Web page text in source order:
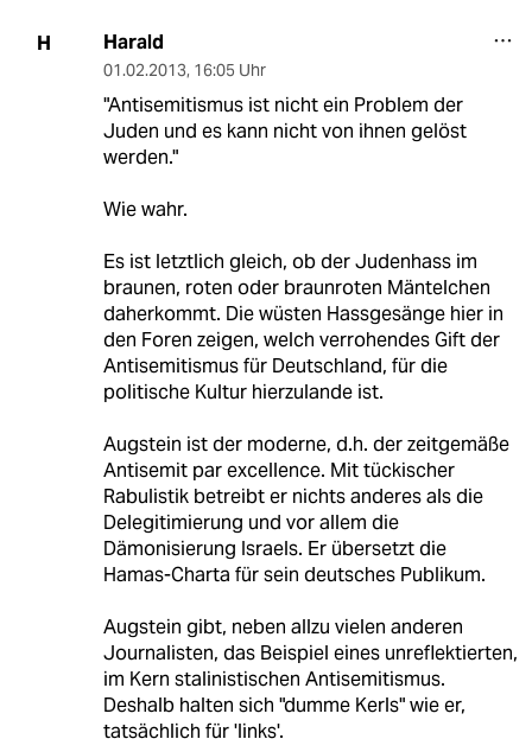
H Harald
01.02.2013, 16:05 Uhr
"Antisemitismus ist nicht ein Problem der
Juden und es kann nicht von ihnen gelöst
werden."
Wie wahr.
Es ist letztlich gleich, ob der Judenhass im
braunen, roten oder braunroten Mäntelchen
daherkommt. Die wüsten Hassgesänge hier in
den Foren zeigen, welch verrohendes Gift der
Antisemitismus für Deutschland, für die
politische Kultur hierzulande ist.
Augstein ist der moderne, d.h. der zeitgemäße
Antisemit par excellence. Mit tückischer
Rabulistik betreibt er nichts anderes als die
Delegitimierung und vor allem die
Dämonisierung Israels. Er übersetzt die
Hamas-Charta für sein deutsches Publikum.
Augstein gibt, neben allzu vielen anderen
Journalisten, das Beispiel eines unreflektierten,
im Kern stalinistischen Antisemitismus.
Deshalb halten sich "dumme Kerls" wie er,
tatsächlich für 'links'.